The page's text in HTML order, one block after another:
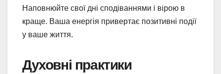
Наповнюйте свої дні сподіваннями і вірою в
краще. Ваша енергія привертає позитивні події
у ваше життя.
Духовні практики